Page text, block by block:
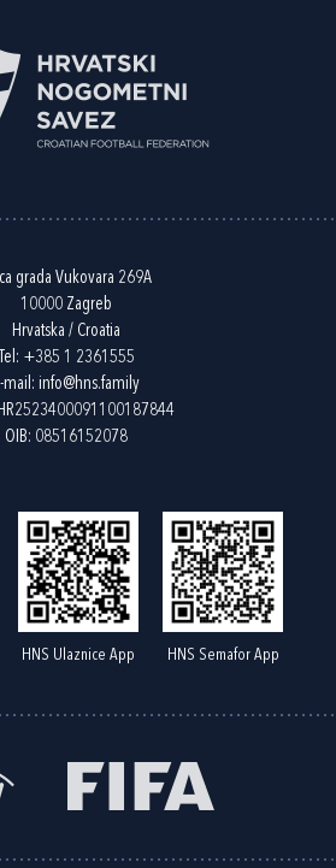
grada Vukovara 269A
10000 Zagreb
Hrvatska / Croatia
Tel: +385 1 2361555
mail: info@hns.family
HR2523400091100187844
OIB: 08516152078
HNS Ulaznice App HNS Semafor App